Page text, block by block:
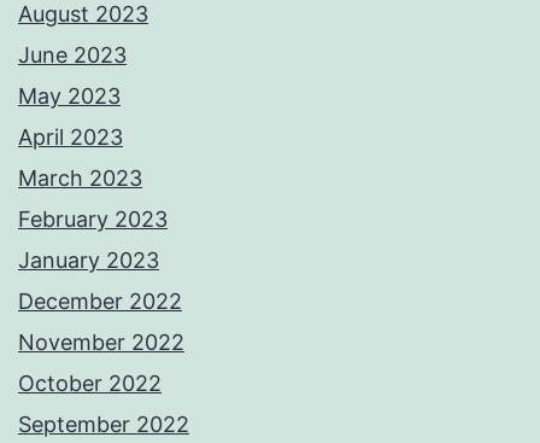
August 2023
June 2023
May 2023
April 2023
March 2023
February 2023
January 2023
December 2022
November 2022
October 2022
September 2022